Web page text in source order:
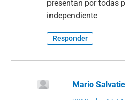
presentan por todas
independiente
Responder
Mario